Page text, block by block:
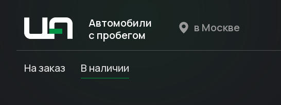
Автомобили
с пробегом
На заказ В наличии